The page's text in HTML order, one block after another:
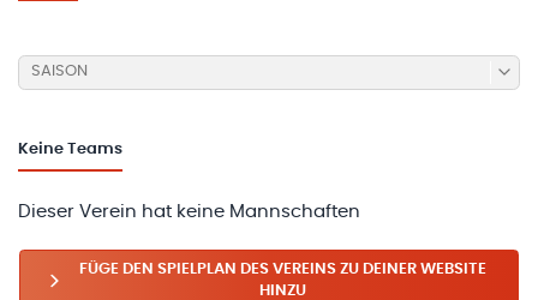
SAISON
Keine Teams
Dieser Verein hat keine Mannschaften
FÜGE DEN SPIELPLAN DES VEREINS ZU DEINER WEBSITE
HINZU